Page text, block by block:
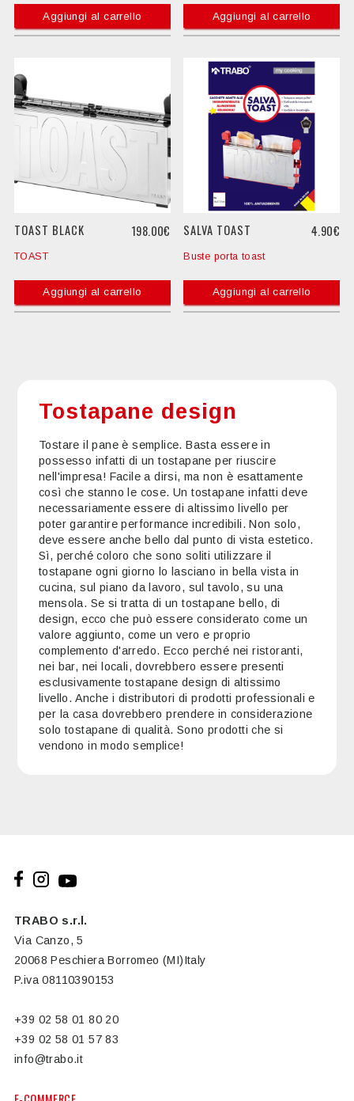
Aggiungi al carrello Aggiungi al carrello
TOAST BLACK 198.00€
TOAST
Aggiungi al carrello
SALVA TOAST 4.90€
Buste porta toast
Aggiungi al carrello
Tostapane design
Tostare il pane è semplice. Basta essere in
possesso infatti di un tostapane per riuscire
nell'impresa! Facile a dirsi, ma non è esattamente
così che stanno le cose. Un tostapane infatti deve
necessariamente essere di altissimo livello per
poter garantire performance incredibili. Non solo,
deve essere anche bello dal punto di vista estetico.
Sì, perché coloro che sono soliti utilizzare il
tostapane ogni giorno lo lasciano in bella vista in
cucina, sul piano da lavoro, sul tavolo, su una
mensola. Se si tratta di un tostapane bello, di
design, ecco che può essere considerato come un
valore aggiunto, come un vero e proprio
complemento d'arredo. Ecco perché nei ristoranti,
nei bar, nei locali, dovrebbero essere presenti
esclusivamente tostapane design di altissimo
livello. Anche i distributori di prodotti professionali e
per la casa dovrebbero prendere in considerazione
solo tostapane di qualità. Sono prodotti che si
vendono in modo semplice!
TRABO s.r.l.
Via Canzo, 5
20068 Peschiera Borromeo (MI)Italy
P.iva 08110390153
+39 02 58 01 80 20
+39 02 58 01 57 83
info@trabo.it